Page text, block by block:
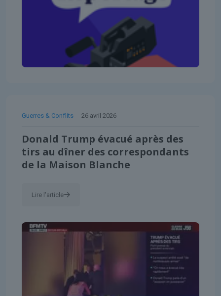
Guerres & Conflits 26 avril 2026
Donald Trump évacué après des
tirs au dîner des correspondants
de la Maison Blanche
Lire l'article